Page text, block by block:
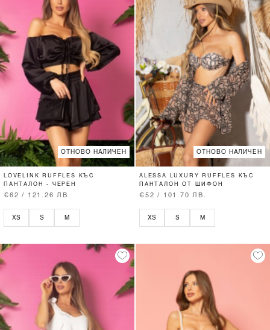
ОТНОВО НАЛИЧЕН
LOVELINK RUFFLES КЪС
ПАНТАЛОН - ЧЕРЕН
€62 / 121.26 ЛВ.
XS S M
ОТНОВО НАЛИЧЕН
ALESSA LUXURY RUFFLES КЪС
ПАНТАЛОН ОТ ШИФОН
€52 / 101.70 ЛВ.
XS S M